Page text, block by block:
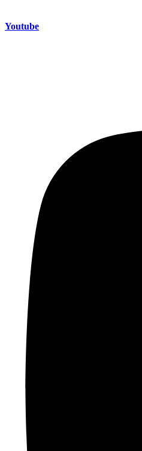
Youtube